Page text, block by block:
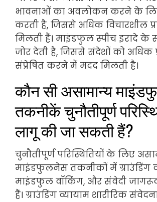
भावनाओं का अवलोकन करने के लिए
करती है, जिससे अधिक विचारशील
मिलती हैं। माइंडफुल स्पीच इरादे के
जोर देती है, जिससे संदेशों को अधिक
संप्रेषित करने में मदद मिलती है।
कौन सी असामान्य
तकनीकें चुनौतीपूर्ण
लागू की जा सकती हैं?
चुनौतीपूर्ण परिस्थितियों के लिए
माइंडफुलनेस तकनीकों में ग्राउंडिंग
माइंडफुल वॉकिंग, और संवेदी
हैं। ग्राउंडिंग व्यायाम शारीरिक